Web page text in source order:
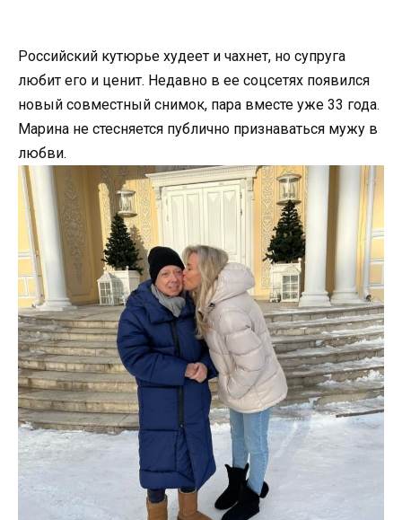
Российский кутюрье худеет и чахнет, но супруга
любит его и ценит. Недавно в ее соцсетях появился
новый совместный снимок, пара вместе уже 33 года.
Марина не стесняется публично признаваться мужу в
любви.